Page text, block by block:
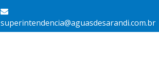
superintendencia@aguasdesarandi.com.br